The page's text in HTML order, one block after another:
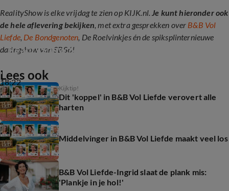
RealityShow is elke vrijdag te zien op KIJK.nl.Je kunt hieronder ook
de hele aflevering bekijken, met extra gesprekken over B&B Vol
Liefde, De Bondgenoten, De Roelvinkjes én de spiksplinternieuwe
datingshow van SBS6!
18:22
RealityShow S2 E3
Lees ook
Kijktip!
Dit 'koppel' in B&B Vol Liefde verovert alle
harten
Middelvinger in B&B Vol Liefde maakt veel los
B&B Vol Liefde-Ingrid slaat de plank mis:
'Plankje in je hol!'